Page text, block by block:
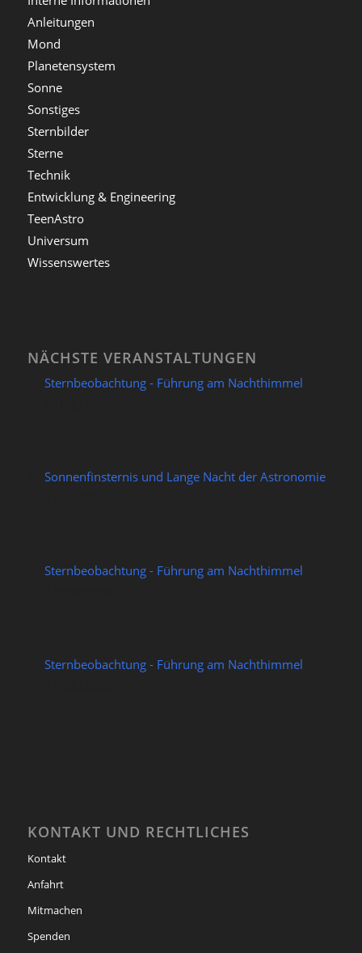
Anleitungen
Mond
Planetensystem
Sonne
Sonstiges
Sternbilder
Sterne
Technik
Entwicklung & Engineering
TeenAstro
Universum
Wissenswertes
NÄCHSTE VERANSTALTUNGEN
Sternbeobachtung - Führung am Nachthimmel
Sonnenfinsternis und Lange Nacht der Astronomie
Sternbeobachtung - Führung am Nachthimmel
Sternbeobachtung - Führung am Nachthimmel
KONTAKT UND RECHTLICHES
Kontakt
Anfahrt
Mitmachen
Spenden